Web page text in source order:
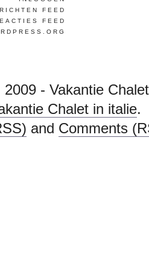
FEED
FEED
2009 - Vakantie
Chalet in italie.
and Comments